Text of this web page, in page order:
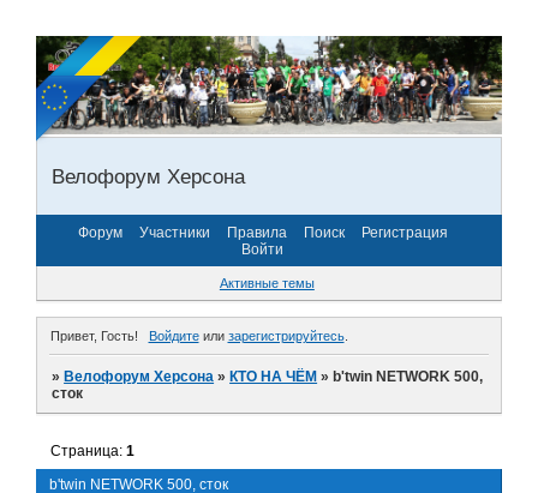
Велофорум Херсона
Форум Участники Правила Поиск
Регистрация
Войти
Активные темы
Привет, Гость! Войдитеили зарегистрируйтесь.
»Велофорум Херсона »КТО НА ЧЁМ »b'twin NETWORK 500,
сток
b'twin NETWORK 500, сток
Страница:1